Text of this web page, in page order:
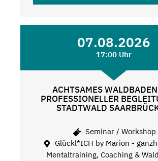
07.08.2026
17:00 Uhr
ACHTSAMES
PROFESSIONELLER
STADTWALD
Seminar / Workshop
Glückl*ICH by Marion -
Mentaltraining, Coaching &